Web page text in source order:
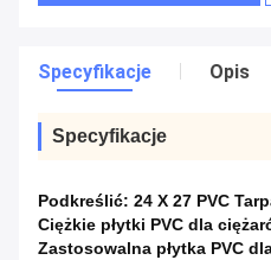
Specyfikacje Opis
Specyfikacje
Podkreślić: 24 X 27 PVC
Ciężkie płytki PVC dla
Zastosowalna płytka PVC